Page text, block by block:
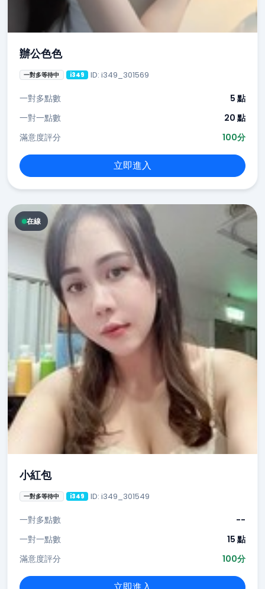
辦公色色
一對多等待中 i349 ID: i349_301569
一對多點數
5 點
一對一點數
20 點
滿意度評分
100分
立即進入
在線
小紅包
一對多等待中 i349 ID: i349_301549
一對多點數
--
一對一點數
15 點
滿意度評分
100分